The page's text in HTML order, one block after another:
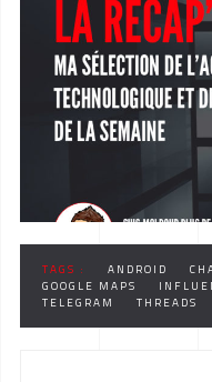
TAGS : ANDROID
GOOGLE MAPS
TELEGRAM
THREADS